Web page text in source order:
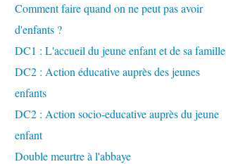
Comment faire quand on ne peut pas avoir
d'enfants ?
DC1 : L'accueil du jeune enfant et de sa famille
DC2 : Action éducative auprès des jeunes
enfants
DC2 : Action socio-educative auprès du jeune
enfant
Double meurtre à l'abbaye